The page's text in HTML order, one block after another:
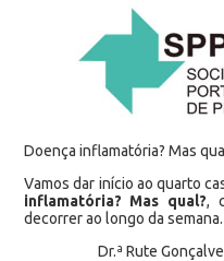
Doença inflamatória? Mas
Vamos dar início ao quarto
inflamatória? Mas qual?,
decorrer ao longo da semana.
Dr.ª Rute